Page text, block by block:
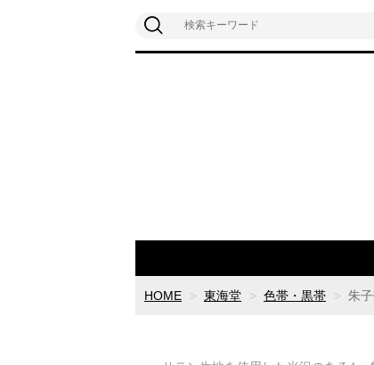
HOME 東海堂 色帯・黒帯 朱